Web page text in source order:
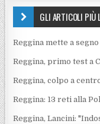
GLI ARTICOLI PIÙ
Reggina mette a
Reggina, primo test a
Reggina, colpo a
Reggina: 13 reti alla
Reggina, Lancini: